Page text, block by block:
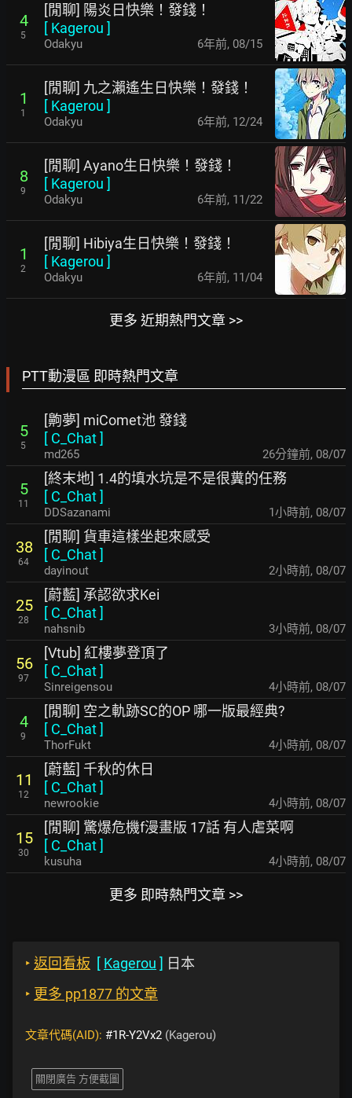
4
5
[閒聊] 陽炎日快樂！發錢！
[ Kagerou ]
Odakyu 6年前, 08/15
1
1
[閒聊] 九之瀨遙生日快樂！發錢！
[ Kagerou ]
Odakyu 6年前, 12/24
8
9
[閒聊] Ayano生日快樂！發錢！
[ Kagerou ]
Odakyu 6年前, 11/22
1
2
[閒聊] Hibiya生日快樂！發錢！
[ Kagerou ]
Odakyu 6年前, 11/04
更多 近期熱門文章 >>
PTT動漫區 即時熱門文章
5
5
[齁夢] miComet池 發錢
[ C_Chat]
md265 26分鐘前, 08/07
5
11
[終末地] 1.4的填水坑是不是很糞的任務
[ C_Chat]
DDSazanami 1小時前, 08/07
38
64
[閒聊] 貨車這樣坐起來感受
[ C_Chat]
dayinout 2小時前, 08/07
25
28
[蔚藍] 承認欲求Kei
[ C_Chat]
nahsnib 3小時前, 08/07
56
97
[Vtub] 紅樓夢登頂了
[ C_Chat]
Sinreigensou 4小時前, 08/07
4
9
[閒聊] 空之軌跡SC的OP 哪一版最經典?
[ C_Chat]
ThorFukt 4小時前, 08/07
11
12
[蔚藍] 千秋的休日
[ C_Chat]
newrookie 4小時前, 08/07
15
30
[閒聊] 驚爆危機f漫畫版 17話 有人虐菜啊
[ C_Chat]
kusuha 4小時前, 08/07
更多 即時熱門文章 >>
‣ 返回看板 [ Kagerou ] 日本
‣ 更多 pp1877 的文章
文章代碼(AID): #1R-Y2Vx2 (Kagerou)
關閉廣告 方便截圖